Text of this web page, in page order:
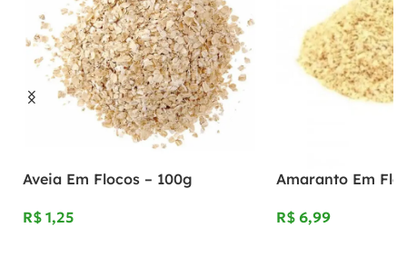
Aveia Em Flocos – 100g
R$
Amaranto Em
R$